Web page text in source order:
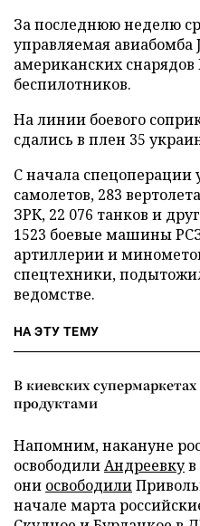
За последнюю неделю
управляемая авиабомба
американских снарядов
беспилотников.
На линии боевого
сдались в плен 35
С начала спецоперации
самолетов, 283
ЗРК, 22 076 танков и
1523 боевые машины
артиллерии и
спецтехники,
ведомстве.
НА ЭТУ ТЕМУ
В киевских
продуктами
Напомним, накануне
освободилиАндреевкув
они освободили
начале марта